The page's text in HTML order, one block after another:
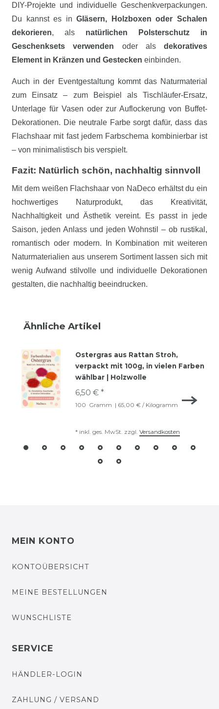
DIY-Projekte und individuelle Geschenkverpackungen.
Du kannst es inGläsern, Holzboxen oder Schalen
dekorieren, als natürlichen Polsterschutz in
Geschenksets verwenden oder als dekoratives
Element in Kränzen und Gestecken einbinden.
Auch in der Eventgestaltung kommt das Naturmaterial
zum Einsatz – zum Beispiel als Tischläufer-Ersatz,
Unterlage für Vasen oder zur Auflockerung von Buffet-
Dekorationen. Die neutrale Farbe sorgt dafür, dass das
Flachshaar mit fast jedem Farbschema kombinierbar ist
– von minimalistisch bis verspielt.
Fazit: Natürlich schön, nachhaltig sinnvoll
Mit dem weißen Flachshaar von NaDeco erhältst du ein
hochwertiges Naturprodukt, das Kreativität,
Nachhaltigkeit und Ästhetik vereint. Es passt in jede
Saison, jeden Anlass und jeden Wohnstil – ob rustikal,
romantisch oder modern. In Kombination mit weiteren
Naturmaterialien aus unserem Sortiment lassen sich mit
wenig Aufwand stilvolle und individuelle Dekorationen
gestalten, die nachhaltig beeindrucken.
Ähnliche Artikel
Ostergras aus Rattan Stroh,
verpackt mit 100g, in vielen Farben
wählbar | Holzwolle
6,50 € *
100 Gramm | 65,00 € / Kilogramm
* inkl. ges. MwSt. zzgl. Versandkosten
MEIN KONTO
KONTOÜBERSICHT
MEINE BESTELLUNGEN
WUNSCHLISTE
SERVICE
HÄNDLER-LOGIN
ZAHLUNG / VERSAND